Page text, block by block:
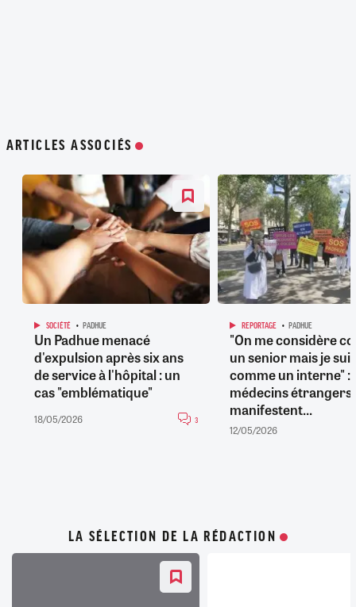
ARTICLES ASSOCIÉS
SOCIÉTÉ PADHUE
Un Padhue menacé
d'expulsion après six ans
de service à l'hôpital : un
cas "emblématique"
18/05/2026 3
REPORTAGE PADHUE
"On me considère
un senior mais je
comme un interne" :
médecins étrangers
manifestent...
12/05/2026
LA SÉLECTION DE LA RÉDACTION